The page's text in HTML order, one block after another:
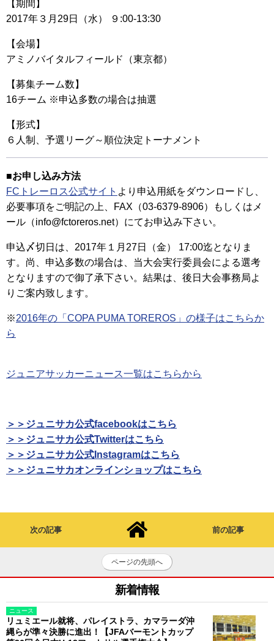
【期間】
2017年３月29日（水） ９:00-13:30
【会場】
アミノバイタルフィールド（東京都）
【募集チーム数】
16チーム ※申込多数の場合は抽選
【形式】
６人制、予選リーグ～順位決定トーナメント
■お申し込み方法
FCトレーロス公式サイト より申込用紙をダウンロードし、
必要事項をご明記の上、FAX（03-6379-8906）もしくはメ
ール（info@fctoreros.net）にてお申込み下さい。
申込〆切日は、2017年１月27日（金） 17:00迄となりま
す。尚、申込多数の場合は、当大会実行委員会による選考
となりますので御了承下さい。結果は、後日大会事務局よ
りご案内致します。
※2016年の「COPA PUMA TOREROS」の様子はこちらか
ら
ジュニアサッカーニュース一覧はこちらから
＞＞ジュニサカ公式facebookはこちら
＞＞ジュニサカ公式Twitterはこちら
＞＞ジュニサカ公式Instagramはこちら
＞＞ジュニサカオンラインショップはこちら
次の記事 前の記事
ページの先頭へ
新着情報
ニュース
リュミエール就将、パレイストラ、カマラーダ沖
縄らが準々決勝に進出！【JFAバーモントカップ